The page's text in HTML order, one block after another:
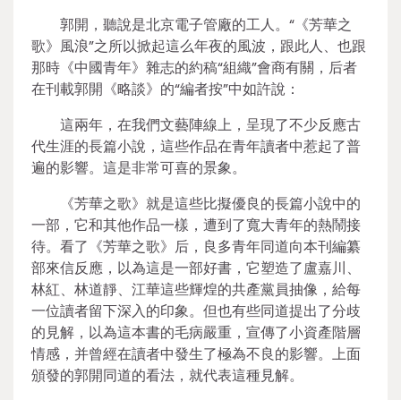
郭開，聽說是北京電子管廠的工人。“《芳華之
歌》風浪”之所以掀起這么年夜的風波，跟此人、也跟
那時《中國青年》雜志的約稿“組織”會商有關，后者
在刊載郭開《略談》的“編者按”中如許說：
這兩年，在我們文藝陣線上，呈現了不少反應古
代生涯的長篇小說，這些作品在青年讀者中惹起了普
遍的影響。這是非常可喜的景象。
《芳華之歌》就是這些比擬優良的長篇小說中的
一部，它和其他作品一樣，遭到了寬大青年的熱鬧接
待。看了《芳華之歌》后，良多青年同道向本刊編纂
部來信反應，以為這是一部好書，它塑造了盧嘉川、
林紅、林道靜、江華這些輝煌的共產黨員抽像，給每
一位讀者留下深入的印象。但也有些同道提出了分歧
的見解，以為這本書的毛病嚴重，宣傳了小資產階層
情感，并曾經在讀者中發生了極為不良的影響。上面
頒發的郭開同道的看法，就代表這種見解。